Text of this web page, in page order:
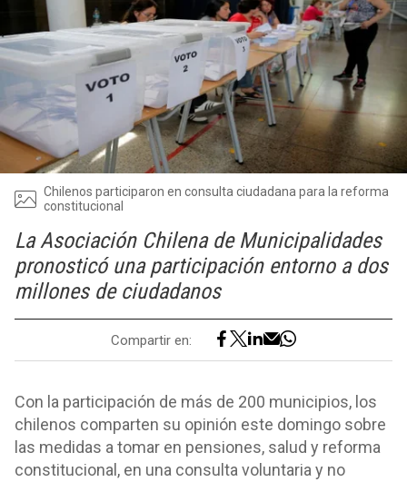
Chilenos participaron en consulta ciudadana para la reforma
constitucional
La Asociación Chilena de Municipalidades
pronosticó una participación entorno a dos
millones de ciudadanos
Compartir en:
Con la participación de más de 200 municipios, los
chilenos comparten su opinión este domingo sobre
las medidas a tomar en pensiones, salud y reforma
constitucional, en una consulta voluntaria y no